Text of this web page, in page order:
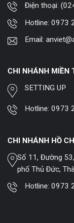
Điện thoại:
Hotline:0973
Email:
CHI NHÁNH MIỀN
SETTING UP
Hotline:0973
CHI NHÁNH HỒ
Số 11, Đường
phố Thủ Đức,
Hotline:0973